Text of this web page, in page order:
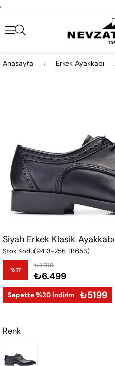
,
Anasayfa Erkek Ayakkabı
Siyah Erkek Klasik Ayakkabı
Stok Kodu(9413-256 TB653)
%17
İndirim
₺7.799
₺6.499
Sepette %20 İndirim ₺5199
Renk